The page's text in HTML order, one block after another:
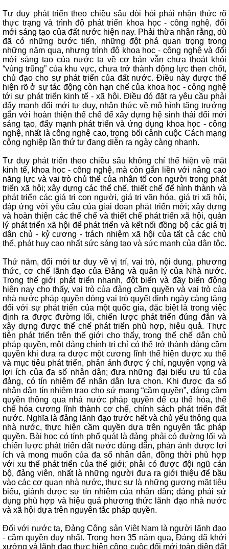
Tư duy phát triển theo chiều sâu đòi hỏi phải nhận thức rõ
thực trạng và trình độ phát triển khoa học - công nghệ, đổi
mới sáng tạo của đất nước hiện nay. Phải thừa nhận rằng, dù
đã có những bước tiến, những đột phá quan trọng trong
những năm qua, nhưng trình độ khoa học - công nghệ và đổi
mới sáng tạo của nước ta về cơ bản vẫn chưa thoát khỏi
“vùng trũng” của khu vực, chưa trở thành động lực then chốt,
chủ đạo cho sự phát triển của đất nước. Điều này được thể
hiện rõ ở sự tác động còn hạn chế của khoa học - công nghệ
tới sự phát triển kinh tế - xã hội. Điều đó đặt ra yêu cầu phải
đẩy mạnh đổi mới tư duy, nhận thức về mô hình tăng trưởng
gắn với hoàn thiện thể chế để xây dựng hệ sinh thái đổi mới
sáng tạo, đẩy mạnh phát triển và ứng dụng khoa học - công
nghệ, nhất là công nghệ cao, trong bối cảnh cuộc Cách mạng
công nghiệp lần thứ tư đang diễn ra ngày càng nhanh.
Tư duy phát triển theo chiều sâu không chỉ thể hiện về mặt
kinh tế, khoa học - công nghệ, mà còn gắn liền với nâng cao
năng lực và vai trò chủ thể của nhân tố con người trong phát
triển xã hội; xây dựng các thể chế, thiết chế để hình thành và
phát triển các giá trị con người, giá trị văn hóa, giá trị xã hội,
đáp ứng với yêu cầu của giai đoạn phát triển mới; xây dựng
và hoàn thiện các thể chế và thiết chế phát triển xã hội, quản
lý phát triển xã hội để phát triển và kết nối đồng bộ các giá trị
dân chủ - kỷ cương - trách nhiệm xã hội của tất cả các chủ
thể, phát huy cao nhất sức sáng tạo và sức mạnh của dân tộc.
Thứ năm, đổi mới tư duy về vị trí, vai trò, nội dung, phương
thức, cơ chế lãnh đạo của Đảng và quản lý của Nhà nước.
Trong thế giới phát triển nhanh, đột biến và đầy biến động
hiện nay cho thấy, vai trò của đảng cầm quyền và vai trò của
nhà nước pháp quyền đóng vai trò quyết định ngày càng tăng
đối với sự phát triển của một quốc gia, đặc biệt là trong việc
định ra được đường lối, chiến lược phát triển đúng đắn và
xây dựng được thể chế phát triển phù hợp, hiệu quả. Thực
tiễn phát triển trên thế giới cho thấy, trong thể chế dân chủ
pháp quyền, một đảng chính trị chỉ có thể trở thành đảng cầm
quyền khi đưa ra được một cương lĩnh thể hiện được xu thế
và mục tiêu phát triển, phản ánh được ý chí, nguyện vọng và
lợi ích của đa số nhân dân; đưa những đại biểu ưu tú của
đảng, có tín nhiệm để nhân dân lựa chọn. Khi được đa số
nhân dân tín nhiệm trao cho sứ mạng “cầm quyền”, đảng cầm
quyền thông qua nhà nước pháp quyền để cụ thể hóa, thể
chế hóa cương lĩnh thành cơ chế, chính sách phát triển đất
nước. Nghĩa là đảng lãnh đạo trước hết và chủ yếu thông qua
nhà nước, thực hiện cầm quyền dựa trên nguyên tắc pháp
quyền. Bài học có tính phổ quát là đảng phải có đường lối và
chiến lược phát triển đất nước đúng đắn, phản ánh được lợi
ích và mong muốn của đa số nhân dân, đồng thời phù hợp
với xu thế phát triển của thế giới; phải có được đội ngũ cán
bộ, đảng viên, nhất là những người đưa ra giới thiệu để bầu
vào các cơ quan nhà nước, thực sự là những gương mặt tiêu
biểu, giành được sự tín nhiệm của nhân dân; đảng phải sử
dụng phù hợp và hiệu quả phương thức lãnh đạo nhà nước
và xã hội dựa trên nguyên tắc pháp quyền.
Đối với nước ta, Đảng Cộng sản Việt Nam là người lãnh đạo
- cầm quyền duy nhất. Trong hơn 35 năm qua, Đảng đã khởi
xướng và lãnh đạo thực hiện công cuộc đổi mới toàn diện đất